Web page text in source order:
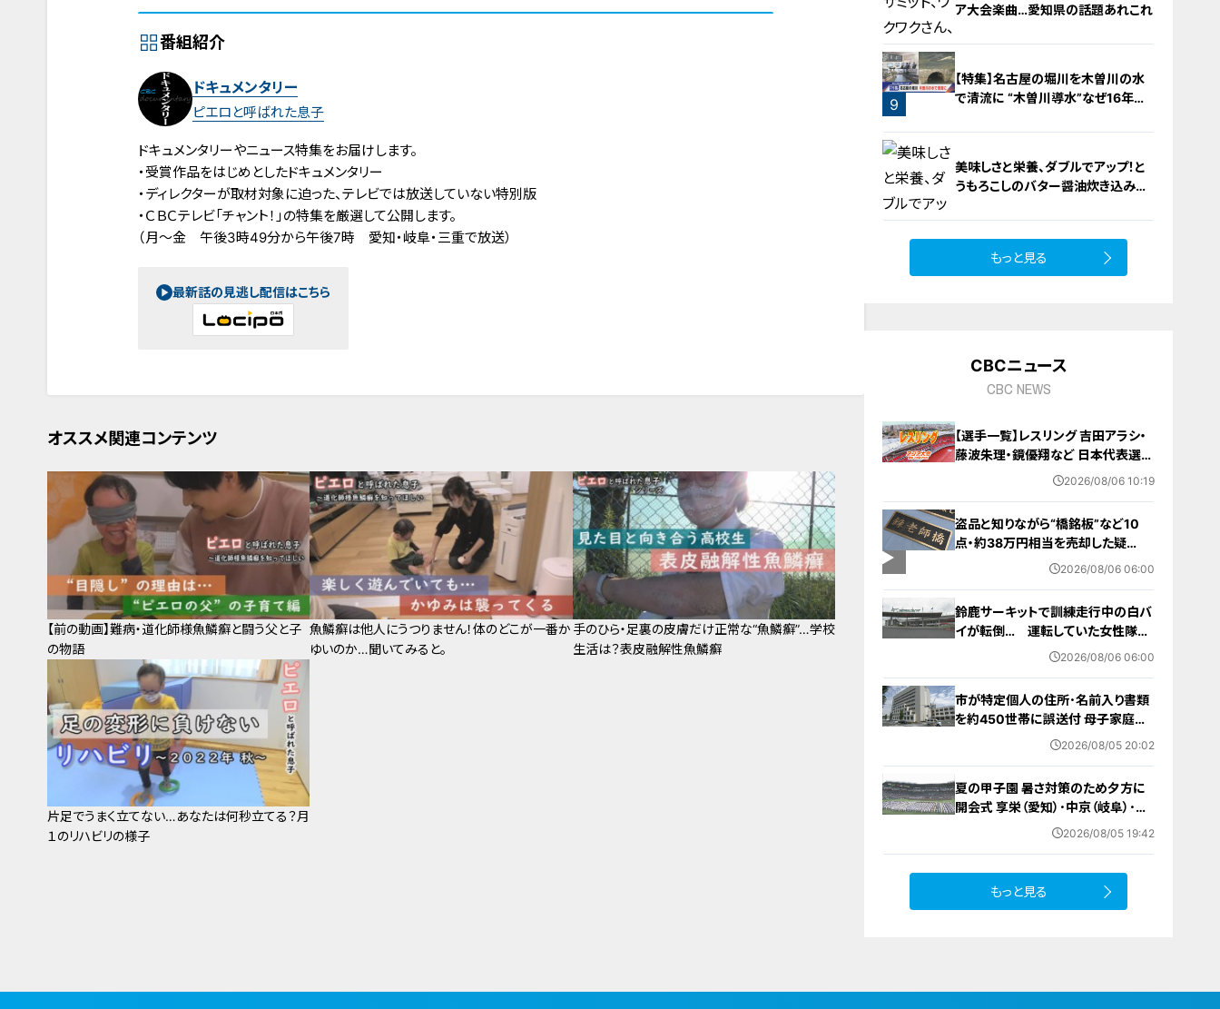
番組紹介
ドキュメンタリー
ピエロと呼ばれた息子
ドキュメンタリーやニュース特集をお届けします。
・受賞作品をはじめとしたドキュメンタリー
・ディレクターが取材対象に迫った、テレビでは放送していない特別版
・ＣＢＣテレビ「チャント！」の特集を厳選して公開します。
（月～金 午後3時49分から午後7時 愛知・岐阜・三重で放送）
最新話の見逃し配信はこちら
オススメ関連コンテンツ
【前の動画】難病・道化師様魚鱗癬と闘う父と子
の物語
魚鱗癬は他人にうつりません！体のどこが一番か
ゆいのか…聞いてみると。
手のひら・足裏の皮膚だけ正常な“魚鱗癬”…学校
生活は？表皮融解性魚鱗癬
片足でうまく立てない…あなたは何秒立てる？月
１のリハビリの様子
8
ア大会楽曲…愛知県の話題あれこれ
9
【特集】名古屋の堀川を木曽川の水
で清流に “木曽川導水”なぜ16年ぶ
美味しさと栄養、ダブルでアップ！と
うもろこしのバター醤油炊き込みご
もっと見る
CBCニュース
CBC NEWS
【選手一覧】レスリング 吉田アラシ・
藤波朱理・鏡優翔など 日本代表選手
【アジア大会 愛知･名古屋 2026】
2026/08/06 10:19
盗品と知りながら“橋銘板”など10
点・約38万円相当を売却した疑
い… 無職の男（63）を逮捕 「知り
2026/08/06 06:00
鈴鹿サーキットで訓練走行中の白バ
イが転倒… 運転していた女性隊員
（20代）が頭を打つなどして重傷
2026/08/06 06:00
市が特定個人の住所･名前入り書類
を約450世帯に誤送付 母子家庭が
医療助成費受ける更新手続きの“見
2026/08/05 20:02
夏の甲子園 暑さ対策のため夕方に
開会式 享栄（愛知）･中京（岐阜）･三
重（三重）の球児たちも晴れやかな表
2026/08/05 19:42
もっと見る